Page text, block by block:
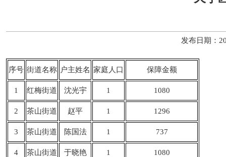
发布日期：
序号 街道名称 户主姓名 家庭人口 保障金额
1 红梅街道 沈光宇 1 1080
2 茶山街道 赵平 1 1296
3 茶山街道 陈国法 1 737
4 茶山街道 于晓艳 1 1080